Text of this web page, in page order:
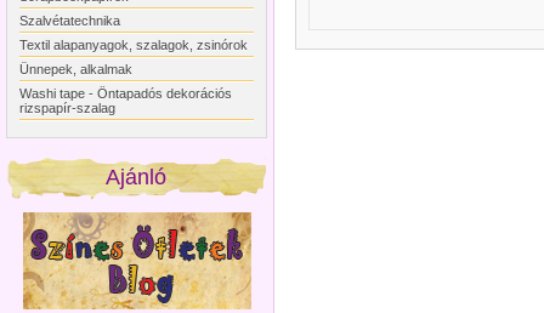
Szalvétatechnika
Textil alapanyagok, szalagok, zsinórok
Ünnepek, alkalmak
Washi tape - Öntapadós dekorációs
rizspapír-szalag
Ajánló